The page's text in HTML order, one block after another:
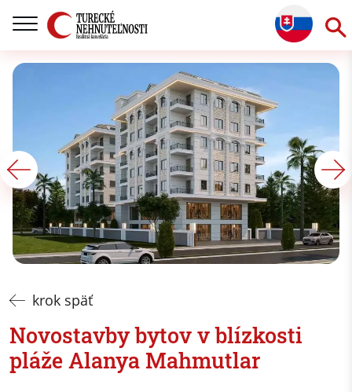
krok späť
Novostavby bytov v blízkosti
pláže Alanya Mahmutlar